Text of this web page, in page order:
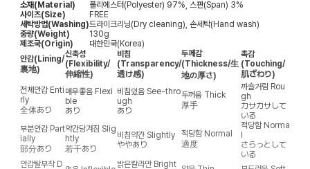
소재(Material)
폴리에스터(Polyester) 97%, 스판(Span) 3%
사이즈(Size)
FREE
세탁방법(Washing)드라이크리닝(Dry cleaning), 손세탁(Hand wash)
중량(Weight)
130g
제조국(Origin)
대한민국(Korea)
안감(Lining/
裏地)
신축성
(Flexibility/
伸縮性)
비침
(Transparency/
透け感)
두께감
(Thickness/生
地の厚さ)
촉감
(Touching/
肌ざわり)
전체안감 Enti
rly
全体あり
매우좋음 Flexi
ble
あり
비침있음 See-thro
ugh
あり
두꺼움 Thick
厚手
까슬거림 Rou
gh
カサカサして
いる
부분안감 Part
ially
部分あり
약간당겨짐 Slig
htly
若干あり
비침약간 Slightly
ややあり
적당함 Normal
適度
적당함 Norma
l
さらっとして
いる
안감탈부착 D
밝은칼라만 Bright